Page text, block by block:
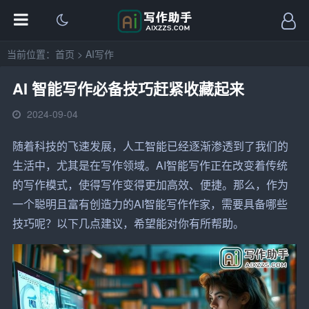
当前位置： 首页 > AI写作
AI 智能写作必备技巧赶紧收藏起来
2024-09-04
随着科技的飞速发展，人工智能已经逐渐渗透到了我们的
生活中，尤其是在写作领域。AI智能写作正在改变着传统
的写作模式，使得写作变得更加高效、便捷。那么，作为
一个聪明且富有创造力的AI智能写作作家，需要具备哪些
技巧呢？以下几点建议，希望能对你有所帮助。